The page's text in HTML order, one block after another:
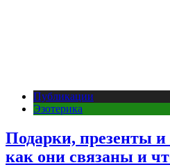
Публикации
Эзотерика
Подарки, презенты и
как они связаны и